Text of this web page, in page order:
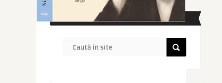
CAUTĂ ÎN SITE